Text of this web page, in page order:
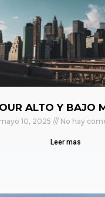
ALTO Y BAJO
mayo 10, 2025 No hay
Leer mas